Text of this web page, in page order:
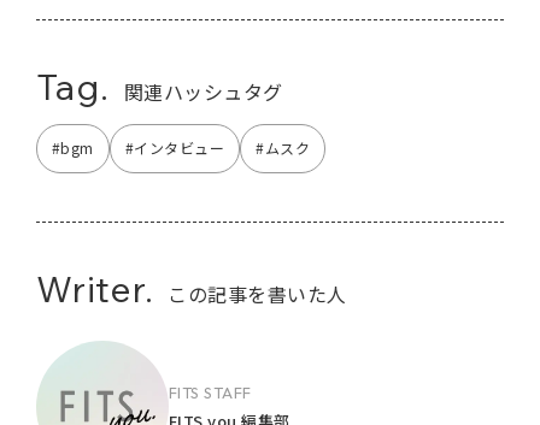
Tag. 関連ハッシュタグ
#bgm #インタビュー #ムスク
Writer. この記事を書いた人
FITS STAFF
FITS you.編集部